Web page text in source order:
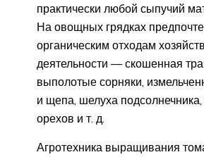
практически любой сыпучий
На овощных грядках
органическим отходам
деятельности — скошенная
выполотые сорняки,
и щепа, шелуха подсолнечника,
орехов и т. д.
Агротехника выращивания